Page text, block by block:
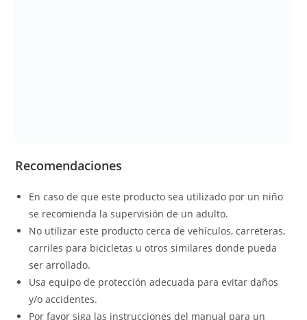
Recomendaciones
En caso de que este producto sea utilizado por un niño
se recomienda la supervisión de un adulto.
No utilizar este producto cerca de vehículos, carreteras,
carriles para bicicletas u otros similares donde pueda
ser arrollado.
Usa equipo de protección adecuada para evitar daños
y/o accidentes.
Por favor siga las instrucciones del manual para un